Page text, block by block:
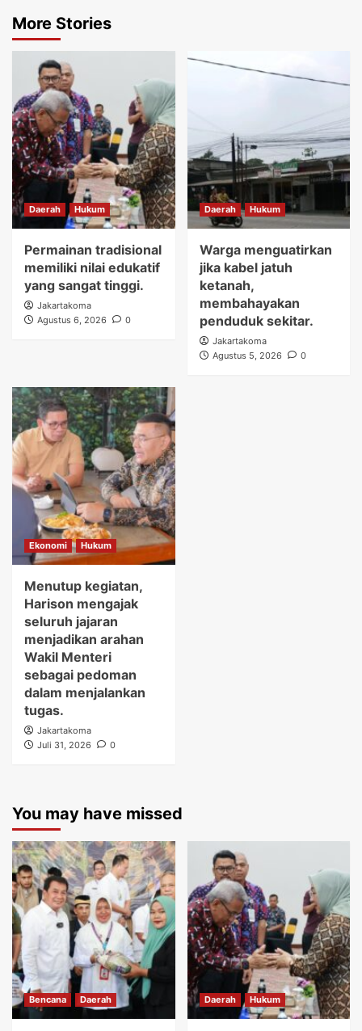
More Stories
Daerah Hukum
Permainan tradisional
memiliki nilai edukatif
yang sangat tinggi.
Jakartakoma
Agustus 6, 2026
0
Daerah Hukum
Warga menguatirkan
jika kabel jatuh
ketanah,
membahayakan
penduduk sekitar.
Jakartakoma
Agustus 5, 2026
0
Ekonomi Hukum
Menutup kegiatan,
Harison mengajak
seluruh jajaran
menjadikan arahan
Wakil Menteri
sebagai pedoman
dalam menjalankan
tugas.
Jakartakoma
Juli 31, 2026
0
You may have missed
Bencana Daerah Daerah Hukum